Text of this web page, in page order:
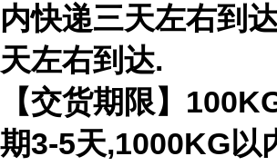
内快递三天左右到
天左右到达.
【交货期限】
期3-5天,1000KG以